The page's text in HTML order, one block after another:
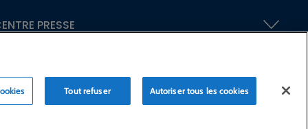
PRESSE
Tout refuser Autoriser tous les cookies